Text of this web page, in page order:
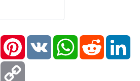
TelegramPinterestVK WhatsAppReddit
Tumblr